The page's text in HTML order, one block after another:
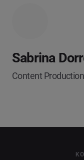
Sabrina
Content